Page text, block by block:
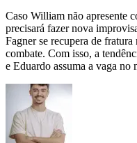
Caso William não apresente
precisará fazer nova
Fagner se recupera de
combate. Com isso, a
e Eduardo assuma a vaga no